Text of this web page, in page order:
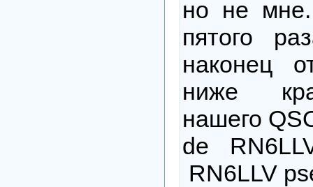
но не
пятого
наконец
ниже
нашего
de
RN6LLV